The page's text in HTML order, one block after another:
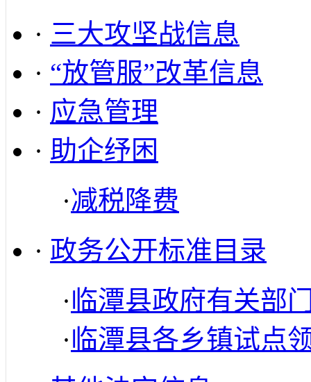
· 三大攻坚战信息
· “放管服”改革信息
· 应急管理
· 助企纾困
·减税降费
· 政务公开标准目录
·临潭县政府有关部
·临潭县各乡镇试点